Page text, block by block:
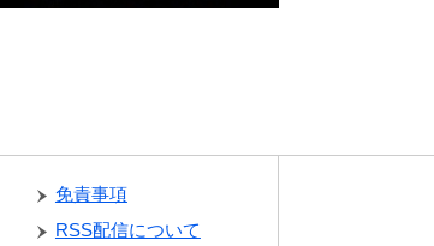
免責事項
RSS配信について